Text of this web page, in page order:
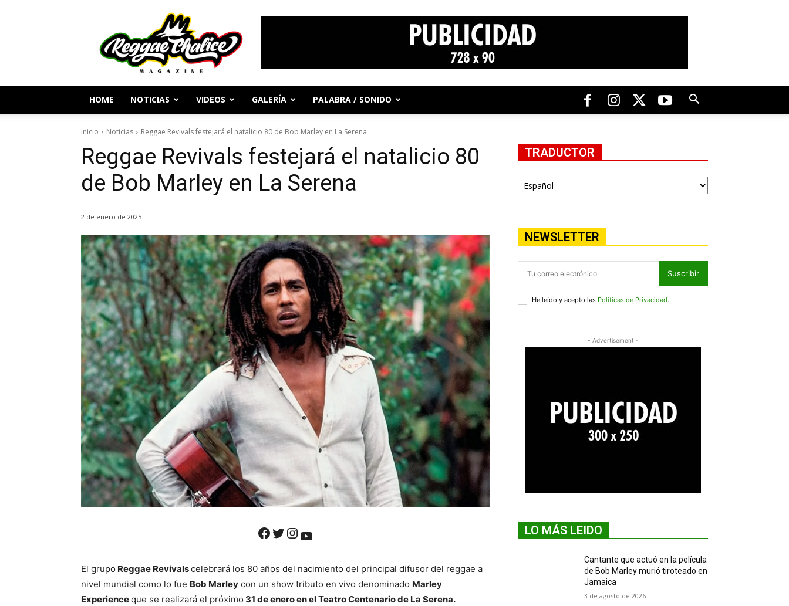
Periodismo
y
Cultura
Reggae
HOME NOTICIAS VIDEOS GALERÍA PALABRA / SONIDO
Inicio Noticias Reggae Revivals festejará el natalicio 80 de Bob Marley en La Serena
Reggae Revivals festejará el natalicio 80
de Bob Marley en La Serena
2 de enero de 2025
Facebook Twitter Instagram YouTube
El grupo Reggae Revivalscelebrará los 80 años del nacimiento del principal difusor del reggae a
nivel mundial como lo fue Bob Marley con un show tributo en vivo denominado Marley
Experienceque se realizará el próximo 31 de enero en el Teatro Centenario de La Serena.
TRADUCTOR
NEWSLETTER
Suscribir
He leído y acepto las Políticas de Privacidad.
- Advertisement -
LO MÁS LEIDO
Cantante que actuó en la película
de Bob Marley murió tiroteado en
Jamaica
3 de agosto de 2026